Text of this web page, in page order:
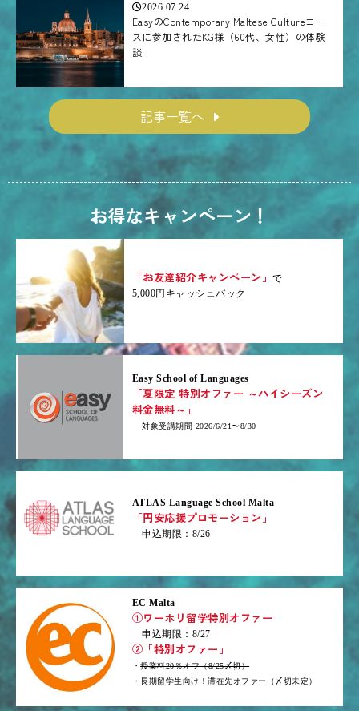
2026.07.24
EasyのContemporary Maltese Cultureコー
スに参加されたKG様（60代、女性）の体験
談
記事一覧へ
お得なキャンペーン！
「お友達紹介キャンペーン」で
5,000円キャッシュバック
Easy School of Languages
「夏限定 特別オファー ～ハイシーズン
料金無料～」
対象受講期間 2026/6/21〜8/30
ATLAS Language School Malta
「円安応援プロモーション」
申込期限：8/26
EC Malta
①ワーホリ留学特別オファー
申込期限：8/27
②「特別オファー」
・授業料20％オフ（8/25〆切）
・長期留学生向け！滞在先オファー（〆切未定）